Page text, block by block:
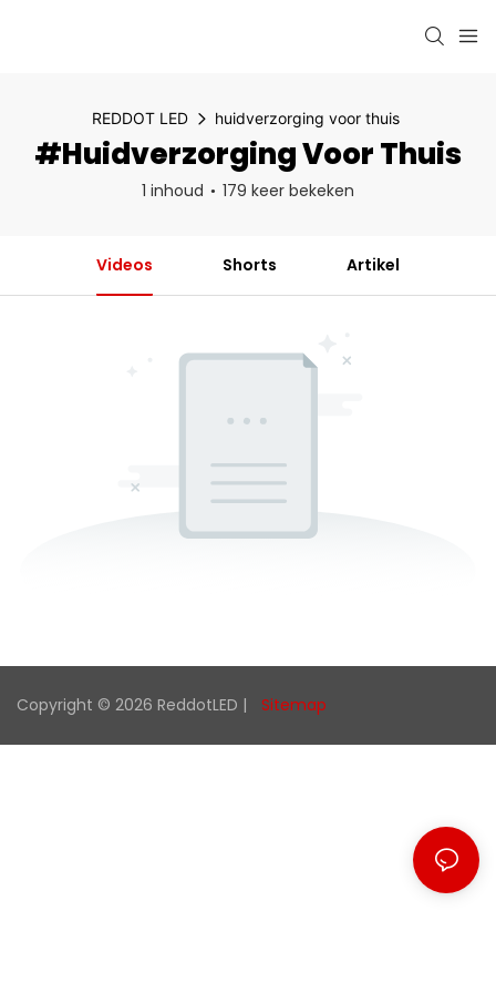
REDDOT LED huidverzorging voor thuis
#huidverzorging Voor Thuis
1 inhoud 179 keer bekeken
Videos Shorts Artikel
Copyright © 2026 ReddotLED | Sitemap